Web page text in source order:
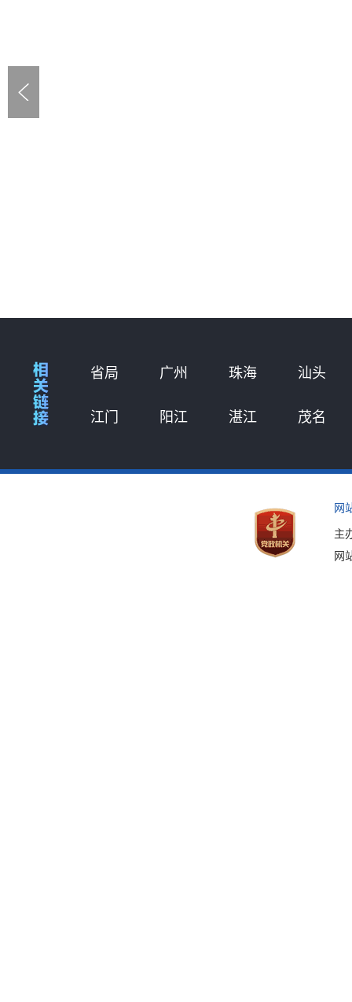
省局 广州 珠海 汕头
江门 阳江 湛江 茂名
网
主
网